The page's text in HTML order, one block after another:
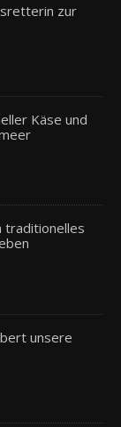
zur
Käse und
traditionelles
unsere